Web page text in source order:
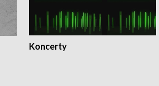
Koncerty